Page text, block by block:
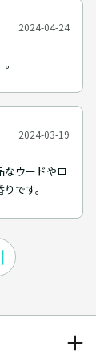
2024-04-24
2024-03-19
なウードやロ
です。